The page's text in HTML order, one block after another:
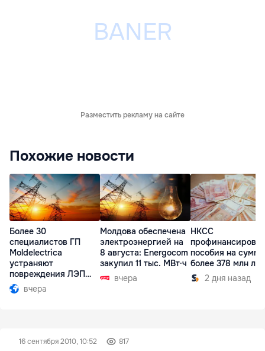
Разместить рекламу на сайте
Похожие новости
Более 30
специалистов ГП
Moldelectrica
устраняют
повреждения ЛЭП
Бельцы-Днестровск
вчера
Молдова обеспечена
электроэнергией на
8 августа: Energocom
закупил 11 тыс. МВт·ч
вчера
НКСС
пособия на сумму
более 378 млн
2 дня назад
16 сентября 2010, 10:52 817